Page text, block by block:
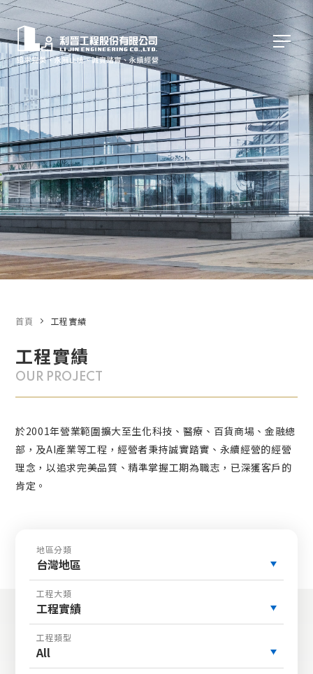
工程實績
OUR PROJECT
於2001年營業範圍擴大至生化科技、醫療、百貨商場、金融總
部，及AI產業等工程，經營者秉持誠實踏實、永續經營的經營
理念，以追求完美品質、精準掌握工期為職志，已深獲客戶的
肯定。
首頁 工程實績
地區分類
台灣地區
工程大類
工程實績
工程類型
All